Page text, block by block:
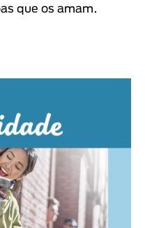
que os amam.